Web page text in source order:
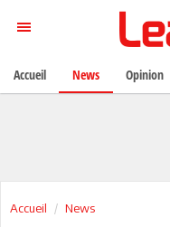
Accueil News
Accueil News Opinion